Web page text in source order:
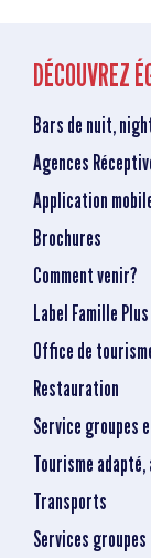
DÉCOUVREZ
Bars de nuit,
Agences
Application
Brochures
Comment venir?
Label Famille Plus
Office de
Restauration
Service groupes
Tourisme
Transports
Services